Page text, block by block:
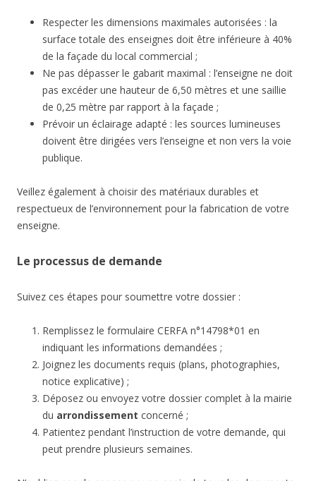
Respecter les dimensions maximales autorisées : la
surface totale des enseignes doit être inférieure à 40%
de la façade du local commercial ;
Ne pas dépasser le gabarit maximal : l’enseigne ne doit
pas excéder une hauteur de 6,50 mètres et une saillie
de 0,25 mètre par rapport à la façade ;
Prévoir un éclairage adapté : les sources lumineuses
doivent être dirigées vers l’enseigne et non vers la voie
publique.
Veillez également à choisir des matériaux durables et
respectueux de l’environnement pour la fabrication de votre
enseigne.
Le processus de demande
Suivez ces étapes pour soumettre votre dossier :
Remplissez le formulaire CERFA n°14798*01 en
indiquant les informations demandées ;
Joignez les documents requis (plans, photographies,
notice explicative) ;
Déposez ou envoyez votre dossier complet à la mairie
du arrondissement concerné ;
Patientez pendant l’instruction de votre demande, qui
peut prendre plusieurs semaines.